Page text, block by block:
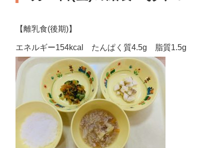
【離乳食(後期)】
エネルギー154kcal たんぱく質4.5g 脂質1.5g